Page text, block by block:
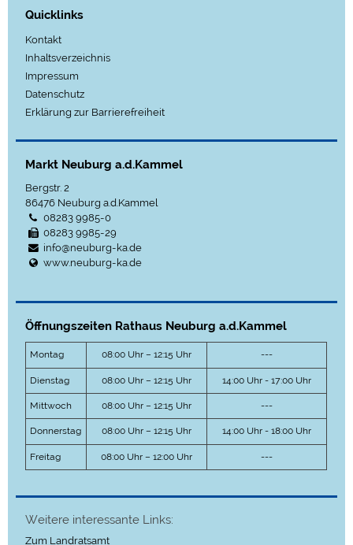
Quicklinks
Kontakt
Inhaltsverzeichnis
Impressum
Datenschutz
Erklärung zur Barrierefreiheit
Markt Neuburg a.d.Kammel
Bergstr. 2
86476 Neuburg a.d.Kammel
08283 9985-0
08283 9985-29
info@neuburg-ka.de
www.neuburg-ka.de
Öffnungszeiten Rathaus Neuburg a.d.Kammel
Montag 08:00 Uhr – 12:15 Uhr ---
Dienstag 08:00 Uhr – 12:15 Uhr 14:00 Uhr - 17:00 Uhr
Mittwoch 08:00 Uhr – 12:15 Uhr ---
Donnerstag 08:00 Uhr – 12:15 Uhr 14:00 Uhr - 18:00 Uhr
Freitag 08:00 Uhr – 12:00 Uhr ---
Weitere interessante Links:
Zum Landratsamt